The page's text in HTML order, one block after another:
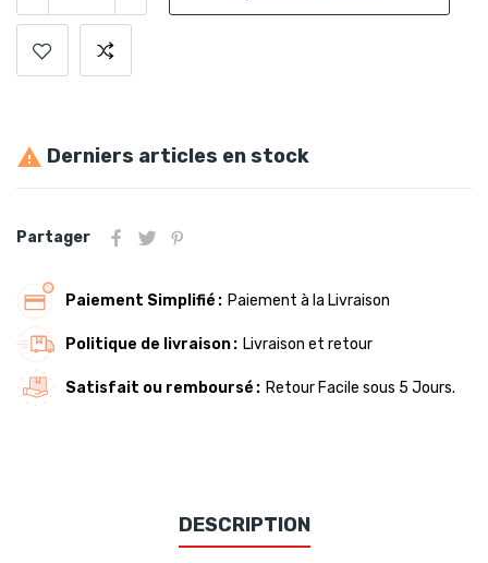
 Derniers articles en stock
Partager
Paiement Simplifié Paiement à la Livraison
Politique de livraison Livraison et retour
Satisfait ou remboursé Retour Facile sous 5 Jours.
DESCRIPTION